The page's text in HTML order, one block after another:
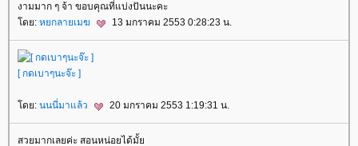
งามมาก ๆ จ้า ขอบคุณที่แบ่งปันนะคะ
ดย: หยกลายเมฆ 13 มกราคม 2553 0:28:23 น.
[ กดเบาๆนะจ๊ะ ]
ดย: นนนี่มาแล้ว 20 มกราคม 2553 1:19:31 น.
สวยมากเลยค่ะ สอนหน่อยได้มั้